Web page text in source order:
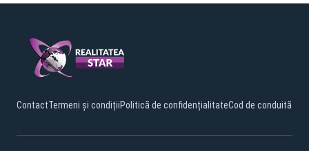
ContactTermeni și condițiiPolitică de confidențialitateCod de conduită